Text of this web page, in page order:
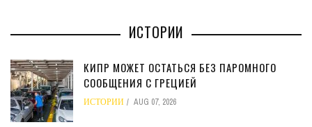
ИСТОРИИ
КИПР МОЖЕТ ОСТАТЬСЯ БЕЗ ПАРОМНОГО
СООБЩЕНИЯ С ГРЕЦИЕЙ
ИСТОРИИ AUG 07, 2026